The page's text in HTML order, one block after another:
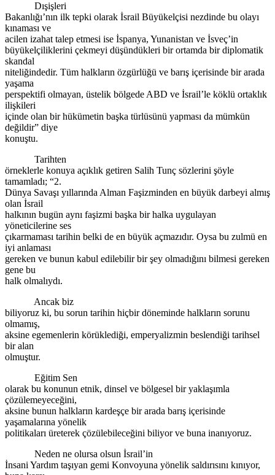
Dışişleri
Bakanlığı’nın ilk tepki olarak İsrail Büyükelçisi nezdinde bu olayı
kınaması ve
acilen izahat talep etmesi ise İspanya, Yunanistan ve İsveç’in
büyükelçiliklerini çekmeyi düşündükleri bir ortamda bir diplomatik
skandal
niteliğindedir. Tüm halkların özgürlüğü ve barış içerisinde bir arada
yaşama
perspektifi olmayan, üstelik bölgede ABD ve İsrail’le köklü ortaklık
ilişkileri
içinde olan bir hükümetin başka türlüsünü yapması da mümkün
değildir” diye
konuştu.
Tarihten
örneklerle konuya açıklık getiren Salih Tunç sözlerini şöyle
tamamladı; “2.
Dünya Savaşı yıllarında Alman Faşizminden en büyük darbeyi almış
olan İsrail
halkının bugün aynı faşizmi başka bir halka uygulayan
yöneticilerine ses
çıkarmaması tarihin belki de en büyük açmazıdır. Oysa bu zulmü en
iyi anlaması
gereken ve bunun kabul edilebilir bir şey olmadığını bilmesi gereken
gene bu
halk olmalıydı.
Ancak biz
biliyoruz ki, bu sorun tarihin hiçbir döneminde halkların sorunu
olmamış,
aksine egemenlerin körüklediği, emperyalizmin beslendiği tarihsel
bir alan
olmuştur.
Eğitim Sen
olarak bu konunun etnik, dinsel ve bölgesel bir yaklaşımla
çözülemeyeceğini,
aksine bunun halkların kardeşçe bir arada barış içerisinde
yaşamalarına yönelik
politikaları üreterek çözülebileceğini biliyor ve buna inanıyoruz.
Neden ne olursa olsun İsrail’in
İnsani Yardım taşıyan gemi Konvoyuna yönelik saldırısını kınıyor,